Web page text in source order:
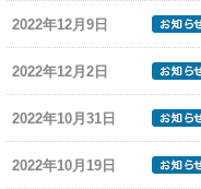
2022年12月9日
2022年12月2日
2022年10月31日
2022年10月19日